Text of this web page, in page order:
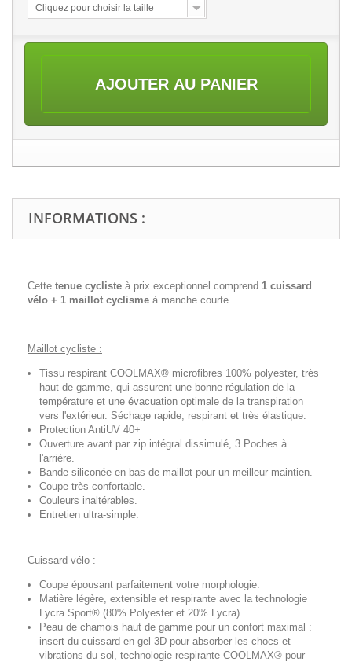
Cliquez pour choisir la taille
AJOUTER AU PANIER
INFORMATIONS :
Cette tenue cycliste à prix exceptionnel comprend 1 cuissard
vélo + 1 maillot cyclisme à manche courte.
Maillot cycliste :
Tissu respirant COOLMAX® microfibres 100% polyester, très
haut de gamme, qui assurent une bonne régulation de la
température et une évacuation optimale de la transpiration
vers l'extérieur. Séchage rapide, respirant et très élastique.
Protection AntiUV 40+
Ouverture avant par zip intégral dissimulé, 3 Poches à
l'arrière.
Bande siliconée en bas de maillot pour un meilleur maintien.
Coupe très confortable.
Couleurs inaltérables.
Entretien ultra-simple.
Cuissard vélo :
Coupe épousant parfaitement votre morphologie.
Matière légère, extensible et respirante avec la technologie
Lycra Sport® (80% Polyester et 20% Lycra).
Peau de chamois haut de gamme pour un confort maximal :
insert du cuissard en gel 3D pour absorber les chocs et
vibrations du sol, technologie respirante COOLMAX® pour